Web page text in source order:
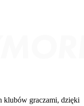
klubów graczami, dzięki